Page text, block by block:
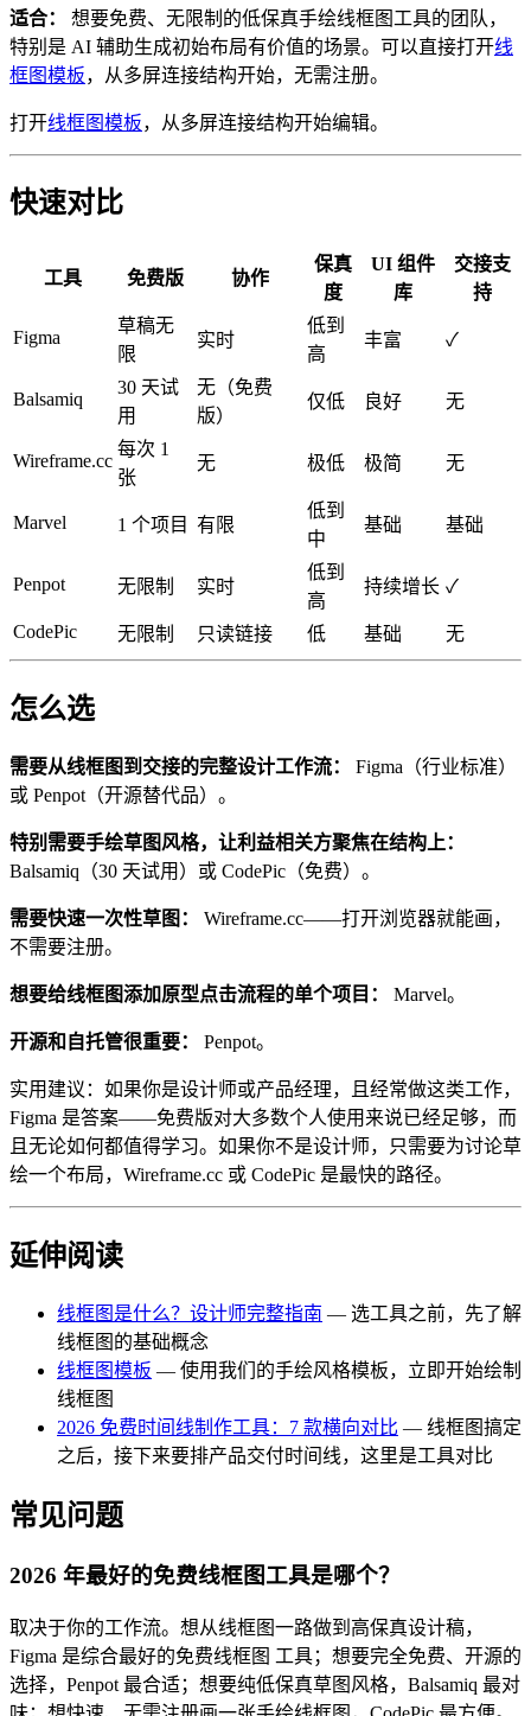
适合：
想要免费、无限制的低保真手绘线框图工具的团队，
特别是 AI 辅助生成初始布局有价值的场景。可以直接打开线
框图模板，从多屏连接结构开始，无需注册。
打开线框图模板，从多屏连接结构开始编辑。
快速对比
工具 免费版 协作
保真
度
UI 组件
库
交接支
持
Figma
草稿无
限
实时
低到
高
丰富 ✓
Balsamiq
30 天试
用
无（免费
版）
仅低 良好 无
Wireframe.cc
每次 1
张
无 极低 极简 无
Marvel 1 个项目 有限
低到
中
基础 基础
Penpot 无限制 实时
低到
高
持续增长 ✓
CodePic 无限制 只读链接 低 基础 无
怎么选
需要从线框图到交接的完整设计工作流：
Figma（行业标准）
或 Penpot（开源替代品）。
特别需要手绘草图风格，让利益相关方聚焦在结构上：
Balsamiq（30 天试用）或 CodePic（免费）。
需要快速一次性草图：
Wireframe.cc——打开浏览器就能画，
不需要注册。
想要给线框图添加原型点击流程的单个项目： Marvel。
开源和自托管很重要： Penpot。
实用建议：如果你是设计师或产品经理，且经常做这类工作，
Figma 是答案——免费版对大多数个人使用来说已经足够，而
且无论如何都值得学习。如果你不是设计师，只需要为讨论草
绘一个布局，Wireframe.cc 或 CodePic 是最快的路径。
延伸阅读
线框图是什么？设计师完整指南 — 选工具之前，先了解
线框图的基础概念
线框图模板 — 使用我们的手绘风格模板，立即开始绘制
线框图
2026 免费时间线制作工具：7 款横向对比 — 线框图搞定
之后，接下来要排产品交付时间线，这里是工具对比
常见问题
2026 年最好的免费线框图工具是哪个？
取决于你的工作流。想从线框图一路做到高保真设计稿，
Figma 是综合最好的免费线框图 工具；想要完全免费、开源的
选择，Penpot 最合适；想要纯低保真草图风格，Balsamiq 最对